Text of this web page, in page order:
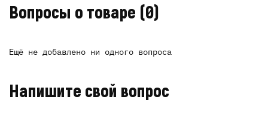
Вопросы о товаре (0)
Ещё не добавлено ни одного вопроса
Напишите свой вопрос